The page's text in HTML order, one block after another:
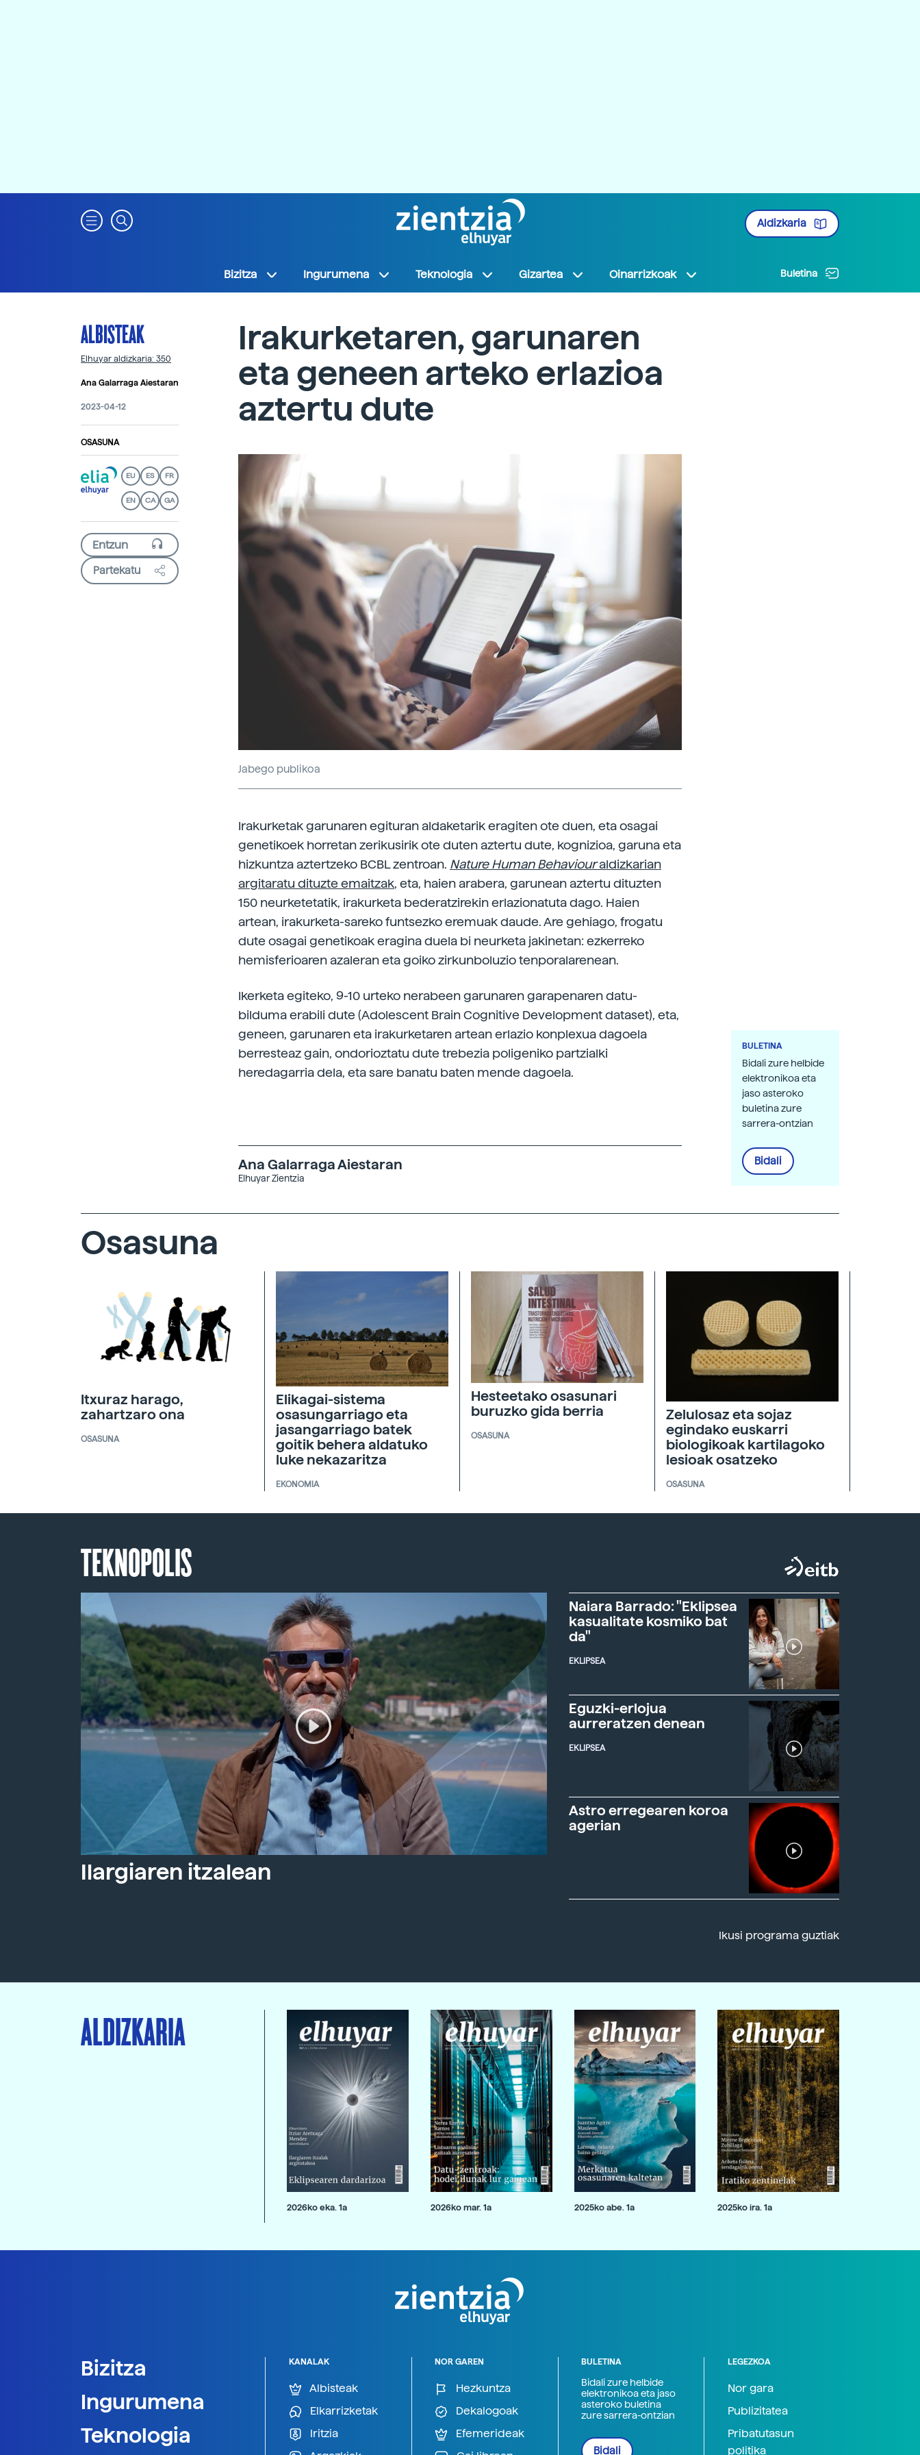
Aldizkaria
Bizitza Ingurumena Teknologia Gizartea Oinarrizkoak Buletina
ALBISTEAK
Elhuyar aldizkaria: 350
Ana Galarraga Aiestaran
2023-04-12
OSASUNA
EU ES FR
EN CA GA
Partekatu
Irakurketaren, garunaren
eta geneen arteko erlazioa
aztertu dute
Jabego publikoa
Irakurketak garunaren egituran aldaketarik eragiten ote duen, eta osagai
genetikoek horretan zerikusirik ote duten aztertu dute, kognizioa, garuna eta
hizkuntza aztertzeko BCBL zentroan. Nature Human Behaviouraldizkarian
argitaratu dituzte emaitzak, eta, haien arabera, garunean aztertu dituzten
150 neurketetatik, irakurketa bederatzirekin erlazionatuta dago. Haien
artean, irakurketa-sareko funtsezko eremuak daude. Are gehiago, frogatu
dute osagai genetikoak eragina duela bi neurketa jakinetan: ezkerreko
hemisferioaren azaleran eta goiko zirkunboluzio tenporalarenean.
Ikerketa egiteko, 9-10 urteko nerabeen garunaren garapenaren datu-
bilduma erabili dute (Adolescent Brain Cognitive Development dataset), eta,
geneen, garunaren eta irakurketaren artean erlazio konplexua dagoela
berresteaz gain, ondorioztatu dute trebezia poligeniko partzialki
heredagarria dela, eta sare banatu baten mende dagoela.
Ana Galarraga Aiestaran
Elhuyar Zientzia
BULETINA
Bidali zure helbide
elektronikoa eta
jaso asteroko
buletina zure
sarrera-ontzian
Bidali
Osasuna
Itxuraz harago,
zahartzaro ona
OSASUNA
Elikagai-sistema
osasungarriago eta
jasangarriago batek
goitik behera aldatuko
luke nekazaritza
EKONOMIA
Hesteetako osasunari
buruzko gida berria
OSASUNA
Zelulosaz eta sojaz
egindako euskarri
biologikoak kartilagoko
lesioak osatzeko
OSASUNA
TEKNOPOLIS
Ilargiaren itzalean
Naiara Barrado: "Eklipsea
kasualitate kosmiko bat
da"
EKLIPSEA
Eguzki-erlojua
aurreratzen denean
EKLIPSEA
Astro erregearen koroa
agerian
Ikusi programa guztiak
ALDIZKARIA
2026ko eka. 1a 2026ko mar. 1a 2025ko abe. 1a 2025ko ira. 1a
Bizitza
Ingurumena
Teknologia
KANALAK
Albisteak
Elkarrizketak
Iritzia
NOR GAREN
Hezkuntza
Dekalogoak
Efemerideak
BULETINA
Bidali zure helbide
elektronikoa eta jaso
asteroko buletina
zure sarrera-ontzian
Bidali
LEGEZKOA
Nor gara
Publizitatea
Pribatutasun
politika